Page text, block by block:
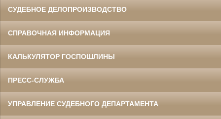
СУДЕБНОЕ ДЕЛОПРОИЗВОДСТВО
СПРАВОЧНАЯ ИНФОРМАЦИЯ
КАЛЬКУЛЯТОР ГОСПОШЛИНЫ
ПРЕСС-СЛУЖБА
УПРАВЛЕНИЕ СУДЕБНОГО ДЕПАРТАМЕНТА